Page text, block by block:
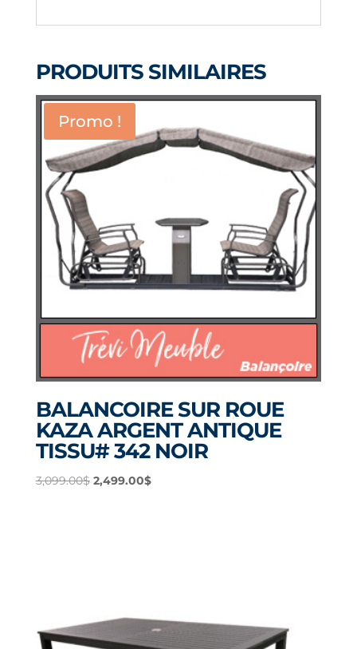
PRODUITS SIMILAIRES
Promo !
BALANCOIRE SUR ROUE
KAZA ARGENT ANTIQUE
TISSU# 342 NOIR
3,099.00$ Le
2,499.00$Le